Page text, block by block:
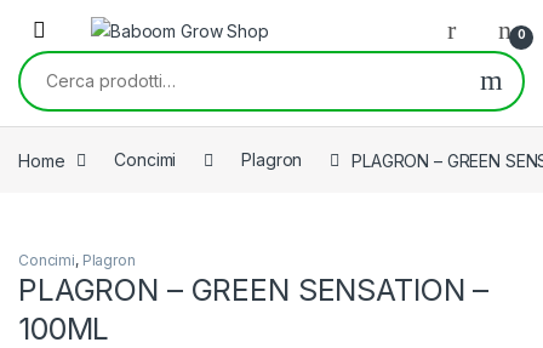
Skip to navigation
Skip to content
0
Cerca:
Home Concimi Plagron PLAGRON – GREEN
Concimi, Plagron
PLAGRON – GREEN SENSATION –
100ML